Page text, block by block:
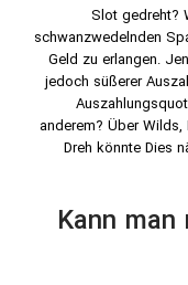
Slot gedreht?
schwanzwedelnden
Geld zu erlangen.
jedoch süßerer
anderem? Über
Dreh könnte Dies
Kann